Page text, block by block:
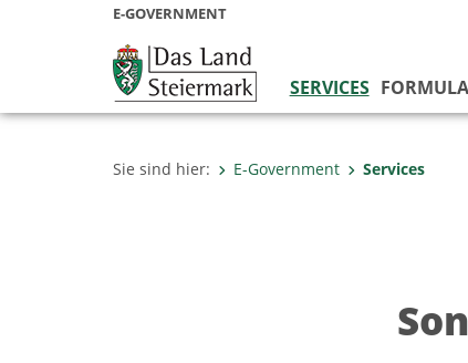
E-GOVERNMENT
SERVICES
Sie sind hier: E-Government Services